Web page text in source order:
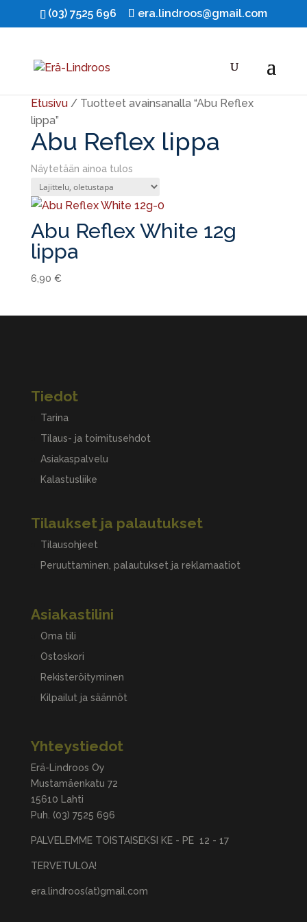
(03) 7525 696 era.lindroos@gmail.com
Etusivu/ Tuotteet avainsanalla “Abu Reflex
lippa”
Abu Reflex lippa
Näytetään ainoa tulos
Abu Reflex White 12g
lippa
6,90 €
Tiedot
Tarina
Tilaus- ja toimitusehdot
Asiakaspalvelu
Kalastusliike
Tilaukset ja palautukset
Tilausohjeet
Peruuttaminen, palautukset ja reklamaatiot
Asiakastilini
Oma tili
Ostoskori
Rekisteröityminen
Kilpailut ja säännöt
Yhteystiedot
Erä-Lindroos Oy
Mustamäenkatu 72
15610 Lahti
Puh. (03) 7525 696
PALVELEMME TOISTAISEKSI KE - PE 12 - 17
TERVETULOA!
era.lindroos(at)gmail.com